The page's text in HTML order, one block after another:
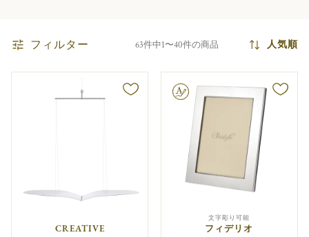
フィルター 63件中1〜40件の商品 人気順
CREATIVE
文字彫り可能
文字彫り可能
フィデリオ